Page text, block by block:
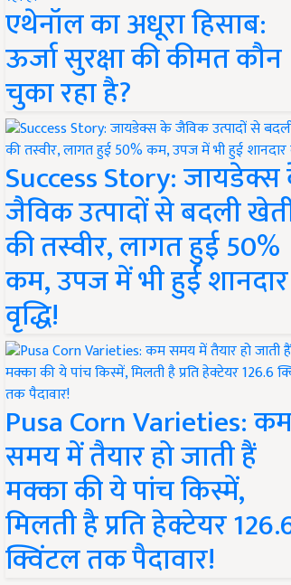
एथेनॉल का अधूरा हिसाब:
ऊर्जा सुरक्षा की कीमत कौन
चुका रहा है?
Success Story:
जैविक उत्पादों से बदली
की तस्वीर, लागत हुई 50%
कम, उपज में भी हुई शानदार
वृद्धि!
Pusa Corn Varieties:
समय में तैयार हो जाती हैं
मक्का की ये पांच किस्में,
मिलती है प्रति हेक्टेयर
क्विंटल तक पैदावार!